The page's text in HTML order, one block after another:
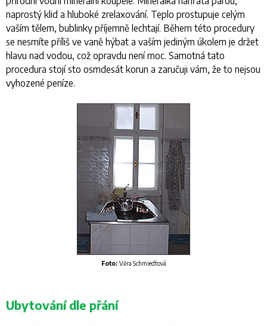
naprostý klid a hluboké zrelaxování. Teplo prostupuje celým
vaším tělem, bublinky příjemně lechtají. Během této procedury
se nesmíte příliš ve vaně hýbat a vaším jediným úkolem je držet
hlavu nad vodou, což opravdu není moc. Samotná tato
procedura stojí sto osmdesát korun a zaručuji vám, že to nejsou
vyhozené peníze.
Foto: Věra Schmiedtová
Ubytování dle přání